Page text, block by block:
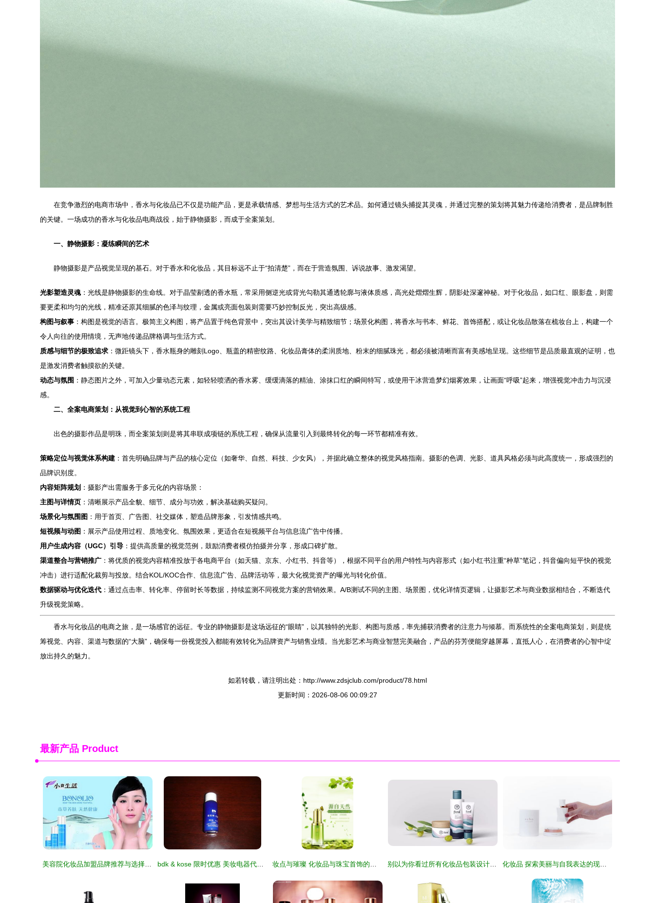
在竞争激烈的电商市场中，香水与化妆品已不仅是功能产品，更是承载情感、梦想与生活方式的艺术品。如何通过镜头捕捉其灵魂，并通过完整的策划将其魅力传递给消费者，是品牌制胜
的关键。一场成功的香水与化妆品电商战役，始于静物摄影，而成于全案策划。
一、静物摄影：凝练瞬间的艺术
静物摄影是产品视觉呈现的基石。对于香水和化妆品，其目标远不止于“拍清楚”，而在于营造氛围、诉说故事、激发渴望。
光影塑造灵魂：光线是静物摄影的生命线。对于晶莹剔透的香水瓶，常采用侧逆光或背光勾勒其通透轮廓与液体质感，高光处熠熠生辉，阴影处深邃神秘。对于化妆品，如口红、眼影盘，则需
要更柔和均匀的光线，精准还原其细腻的色泽与纹理，金属或亮面包装则需要巧妙控制反光，突出高级感。
构图与叙事 ：构图是视觉的语言。极简主义构图，将产品置于纯色背景中，突出其设计美学与精致细节；场景化构图，将香水与书本、鲜花、首饰搭配，或让化妆品散落在梳妆台上，构建一个
令人向往的使用情境，无声地传递品牌格调与生活方式。
质感与细节的极致追求 ：微距镜头下，香水瓶身的雕刻Logo、瓶盖的精密纹路、化妆品膏体的柔润质地、粉末的细腻珠光，都必须被清晰而富有美感地呈现。这些细节是品质最直观的证明，也
是激发消费者触摸欲的关键。
动态与氛围 ：静态图片之外，可加入少量动态元素，如轻轻喷洒的香水雾、缓缓滴落的精油、涂抹口红的瞬间特写，或使用干冰营造梦幻烟雾效果，让画面“呼吸”起来，增强视觉冲击力与沉浸
感。
二、全案电商策划：从视觉到心智的系统工程
出色的摄影作品是明珠，而全案策划则是将其串联成项链的系统工程，确保从流量引入到最终转化的每一环节都精准有效。
策略定位与视觉体系构建 ：首先明确品牌与产品的核心定位（如奢华、自然、科技、少女风），并据此确立整体的视觉风格指南。摄影的色调、光影、道具风格必须与此高度统一，形成强烈的
品牌识别度。
内容矩阵规划 ：摄影产出需服务于多元化的内容场景：
主图与详情页 ：清晰展示产品全貌、细节、成分与功效，解决基础购买疑问。
场景化与氛围图 ：用于首页、广告图、社交媒体，塑造品牌形象，引发情感共鸣。
短视频与动图 ：展示产品使用过程、质地变化、氛围效果，更适合在短视频平台与信息流广告中传播。
用户生成内容（UGC）引导 ：提供高质量的视觉范例，鼓励消费者模仿拍摄并分享，形成口碑扩散。
渠道整合与营销推广 ：将优质的视觉内容精准投放于各电商平台（如天猫、京东、小红书、抖音等），根据不同平台的用户特性与内容形式（如小红书注重“种草”笔记，抖音偏向短平快的视觉
冲击）进行适配化裁剪与投放。结合KOL/KOC合作、信息流广告、品牌活动等，最大化视觉资产的曝光与转化价值。
数据驱动与优化迭代 ：通过点击率、转化率、停留时长等数据，持续监测不同视觉方案的营销效果。A/B测试不同的主图、场景图，优化详情页逻辑，让摄影艺术与商业数据相结合，不断迭代
升级视觉策略。
香水与化妆品的电商之旅，是一场感官的远征。专业的静物摄影是这场远征的“眼睛”，以其独特的光影、构图与质感，率先捕获消费者的注意力与倾慕。而系统性的全案电商策划，则是统
筹视觉、内容、渠道与数据的“大脑”，确保每一份视觉投入都能有效转化为品牌资产与销售业绩。当光影艺术与商业智慧完美融合，产品的芬芳便能穿越屏幕，直抵人心，在消费者的心智中绽
放出持久的魅力。
如若转载，请注明出处：http://www.zdsjclub.com/product/78.html
更新时间：2026-08-06 00:09:27
最新产品 Product